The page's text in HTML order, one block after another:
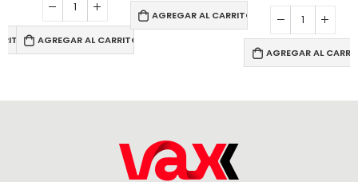
AGREGAR AL CARRITO
AGREGAR AL CARRITO
AGREGAR AL